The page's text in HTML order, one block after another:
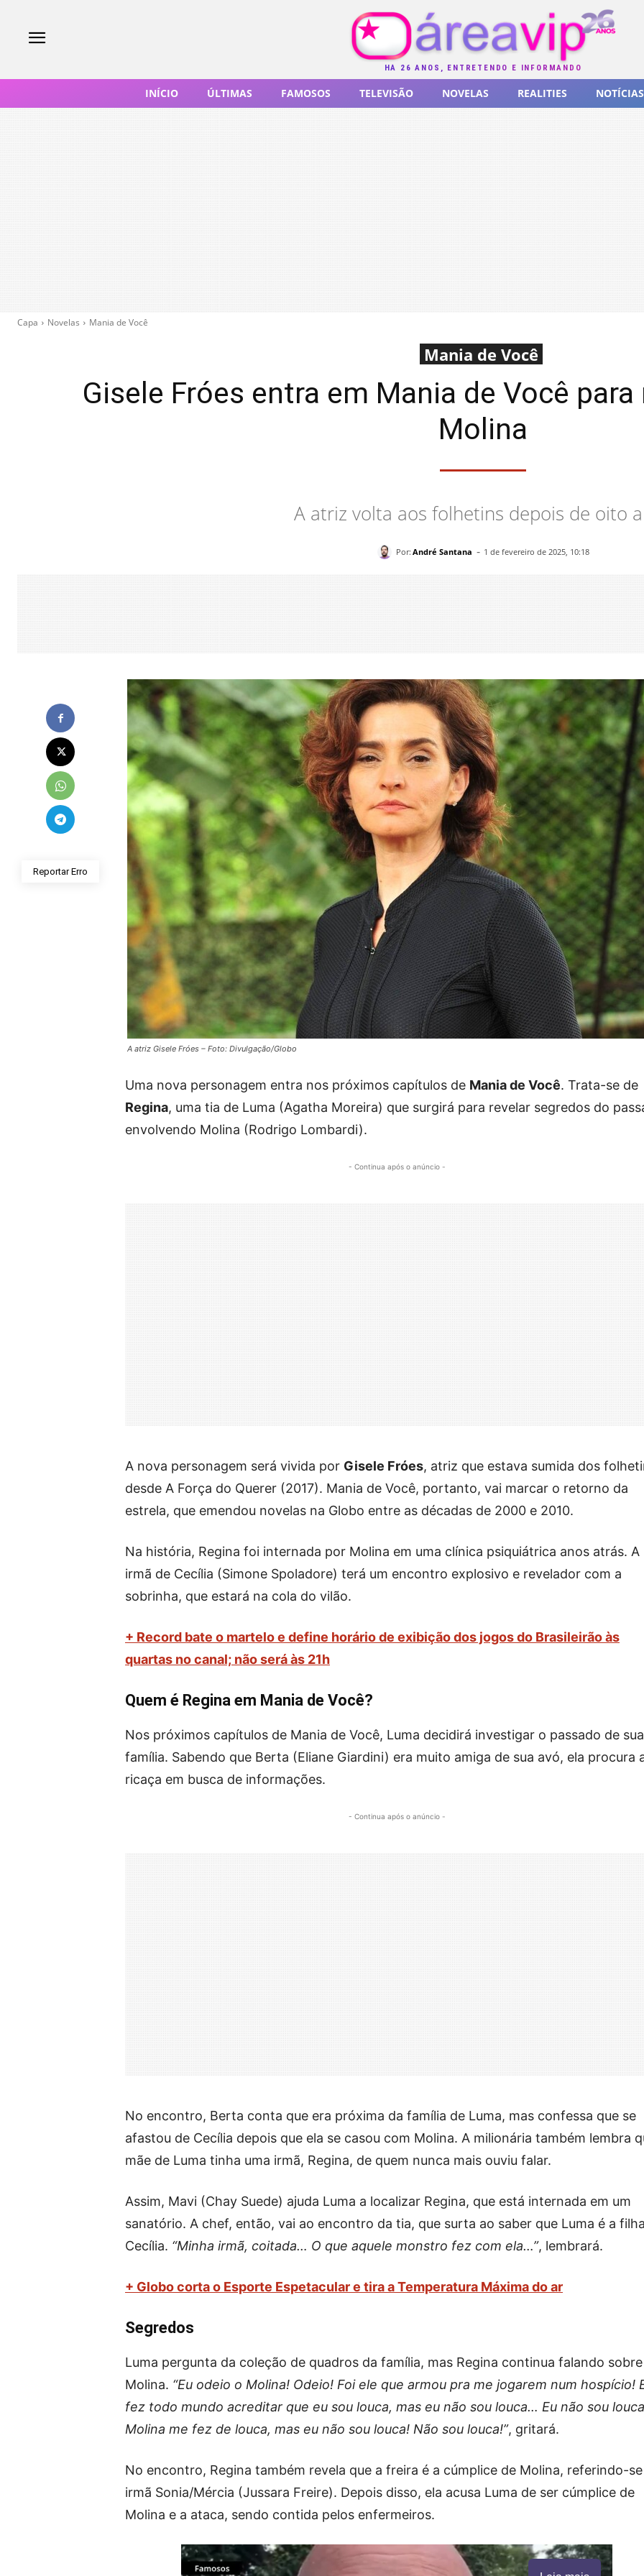
HÁ 26 ANOS, ENTRETENDO E INFORMANDO
INÍCIO ÚLTIMAS FAMOSOS TELEVISÃO NOVELAS REALITIES NOTÍCIAS
Capa Novelas Mania de Você
Mania de Você
Gisele Fróes entra em Mania de Você
Molina
A atriz volta aos folhetins depois de oito
Por: André Santana - 1 de fevereiro de 2025, 10:18
Reportar Erro
A atriz Gisele Fróes – Foto: Divulgação/Globo
Uma nova personagem entra nos próximos capítulos de Mania de Você. Trata-se de
Regina, uma tia de Luma (Agatha Moreira) que surgirá para revelar segredos do
envolvendo Molina (Rodrigo Lombardi).
- Continua após o anúncio -
A nova personagem será vivida por Gisele Fróes, atriz que estava sumida dos
desde A Força do Querer (2017). Mania de Você, portanto, vai marcar o retorno da
estrela, que emendou novelas na Globo entre as décadas de 2000 e 2010.
Na história, Regina foi internada por Molina em uma clínica psiquiátrica anos atrás. A
irmã de Cecília (Simone Spoladore) terá um encontro explosivo e revelador com a
sobrinha, que estará na cola do vilão.
+ Record bate o martelo e define horário de exibição dos jogos do Brasileirão às
quartas no canal; não será às 21h
Quem é Regina em Mania de Você?
Nos próximos capítulos de Mania de Você, Luma decidirá investigar o passado de sua
família. Sabendo que Berta (Eliane Giardini) era muito amiga de sua avó, ela procura
ricaça em busca de informações.
- Continua após o anúncio -
No encontro, Berta conta que era próxima da família de Luma, mas confessa que se
afastou de Cecília depois que ela se casou com Molina. A milionária também lembra
mãe de Luma tinha uma irmã, Regina, de quem nunca mais ouviu falar.
Assim, Mavi (Chay Suede) ajuda Luma a localizar Regina, que está internada em um
sanatório. A chef, então, vai ao encontro da tia, que surta ao saber que Luma é a
Cecília. “Minha irmã, coitada… O que aquele monstro fez com ela…”, lembrará.
+ Globo corta o Esporte Espetacular e tira a Temperatura Máxima do ar
Segredos
Luma pergunta da coleção de quadros da família, mas Regina continua falando sobre
Molina. “Eu odeio o Molina! Odeio! Foi ele que armou pra me jogarem num hospício!
fez todo mundo acreditar que eu sou louca, mas eu não sou louca… Eu não sou
Molina me fez de louca, mas eu não sou louca! Não sou louca!”, gritará.
No encontro, Regina também revela que a freira é a cúmplice de Molina, referindo-
irmã Sonia/Mércia (Jussara Freire). Depois disso, ela acusa Luma de ser cúmplice de
Molina e a ataca, sendo contida pelos enfermeiros.